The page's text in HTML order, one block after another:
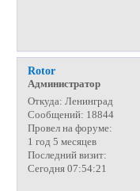
Rotor
Администратор
Откуда: Ленинград
Сообщений: 18844
Провел на форуме:
1 год 5 месяцев
Последний визит:
Сегодня 07:54:21